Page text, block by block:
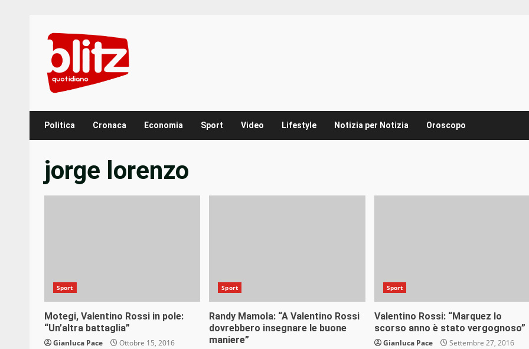
content
Politica Cronaca Economia Sport Video Lifestyle Notizia per Notizia Oroscopo
jorge lorenzo
Sport
Motegi, Valentino Rossi in pole:
“Un’altra battaglia”
Gianluca Pace Ottobre 15, 2016
Sport
Randy Mamola: “A Valentino Rossi
dovrebbero insegnare le buone
maniere”
Sport
Valentino Rossi: “Marquez lo
scorso anno è stato vergognoso”
Gianluca Pace Settembre 27, 2016